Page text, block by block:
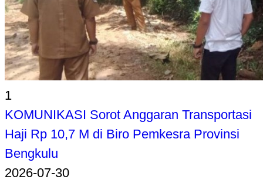
1
KOMUNIKASI Sorot Anggaran Transportasi
Haji Rp 10,7 M di Biro Pemkesra Provinsi
Bengkulu
2026-07-30